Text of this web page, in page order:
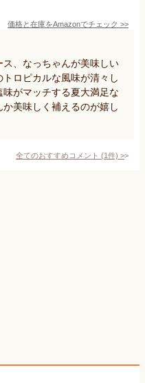
価格と在庫をAmazonでチェック >>
、なっちゃんが美味しい
ロピカルな風味が清々し
がマッチする夏大満足な
美味しく補えるのが嬉し
全てのおすすめコメント (1件) >